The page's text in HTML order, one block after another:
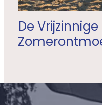
De Vrijzinnige